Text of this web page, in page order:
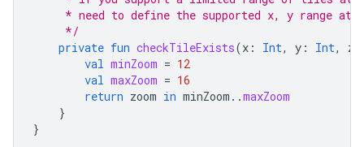
* need to define the supported x, y range at
     */
private fun checkTileExists(x : Int, y : Int,
val minZoom = 12
val maxZoom = 16
return zoom in minZoom ..maxZoom
}
}